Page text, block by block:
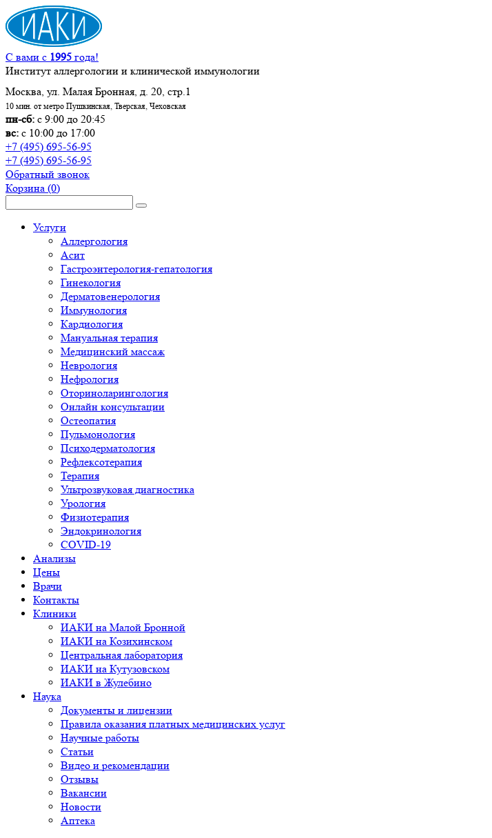
С вами с 1995 года!
Институт аллергологии и клинической иммунологии
Москва, ул. Малая Бронная, д. 20, стр.1
10 мин. от метро Пушкинская, Тверская, Чеховская
пн-сб: с 9:00 до 20:45
вс: с 10:00 до 17:00
+7 (495) 695-56-95
+7 (495) 695-56-95
Обратный звонок
Корзина (0)
Услуги
Аллергология
Асит
Гастроэнтерология-гепатология
Гинекология
Дерматовенерология
Иммунология
Кардиология
Мануальная терапия
Медицинский массаж
Неврология
Нефрология
Оториноларингология
Онлайн консультации
Остеопатия
Пульмонология
Психодерматология
Рефлексотерапия
Терапия
Ультрозвуковая диагностика
Урология
Физиотерапия
Эндокринология
COVID-19
Анализы
Цены
Врачи
Контакты
Клиники
ИАКИ на Малой Бронной
ИАКИ на Козихинском
Центральная лаборатория
ИАКИ на Кутузовском
ИАКИ в Жулебино
Наука
Документы и лицензии
Правила оказания платных медицинских услуг
Научные работы
Статьи
Видео и рекомендации
Отзывы
Вакансии
Новости
Аптека